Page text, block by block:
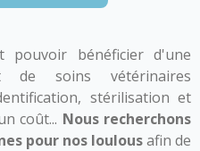
pouvoir bénéficier d'une
de soins vétérinaires
stérilisation et
coût... Nous recherchons
pour nos loulousafin de